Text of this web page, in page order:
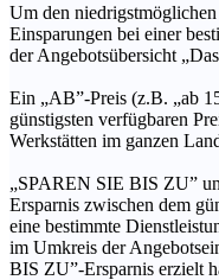
Um den
Einsparungen bei einer
der Angebotsübersicht
Ein „AB”-Preis (z.B. „ab
günstigsten verfügbaren
Werkstätten im ganzen
„SPAREN SIE BIS ZU”
Ersparnis zwischen dem
eine bestimmte
im Umkreis der
BIS ZU”-Ersparnis erzielt